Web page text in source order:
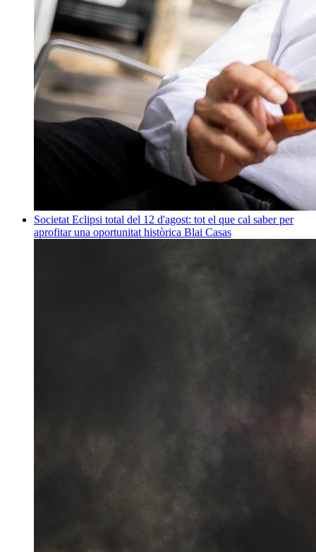
Societat Eclipsi total del 12 d'agost: tot el que cal saber per
aprofitar una oportunitat històrica Blai Casas